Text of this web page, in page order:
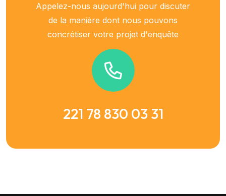
Appelez-nous aujourd'hui pour discuter
de la manière dont nous pouvons
concrétiser votre projet d'enquête
221 78 830 03 31